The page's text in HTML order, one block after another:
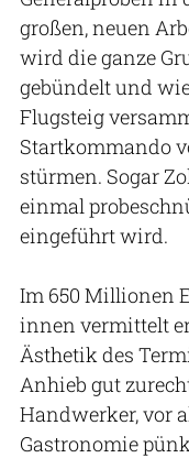
großen, neuen
wird die ganze
gebündelt und
Flugsteig
Startkommando
stürmen. Sogar
einmal
eingeführt wird.
Im 650 Millionen
innen vermittelt
Ästhetik des
Anhieb gut
Handwerker, vor
Gastronomie